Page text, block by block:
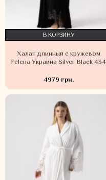
Халат длинный с кружевом
Felena Украина Silver Black 434
4979 грн.
В КОРЗИНУ